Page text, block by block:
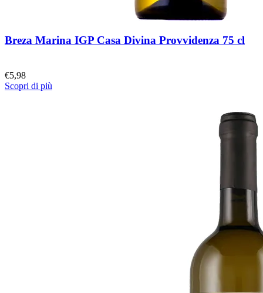
Breza Marina IGP Casa Divina Provvidenza 75 cl
€5,98
Scopri di più